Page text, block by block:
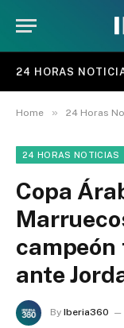
24 HORAS
Home » 24 Horas
24 HORAS NOTICIAS
Copa
ante
By Iberia360